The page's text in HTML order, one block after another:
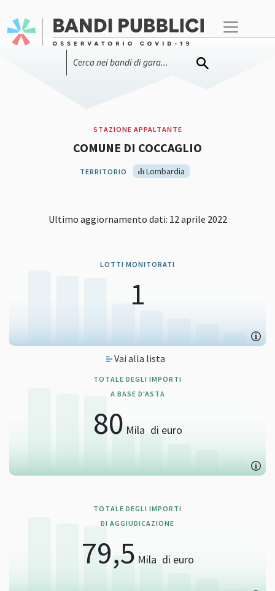
STAZIONE APPALTANTE
COMUNE DI COCCAGLIO
TERRITORIO Lombardia
Ultimo aggiornamento dati: 12 aprile 2022
LOTTI MONITORATI
1
Vai alla lista
TOTALE DEGLI IMPORTI
A BASE D'ASTA
80 Mila di euro
TOTALE DEGLI IMPORTI
DI AGGIUDICAZIONE
79,5 Mila di euro